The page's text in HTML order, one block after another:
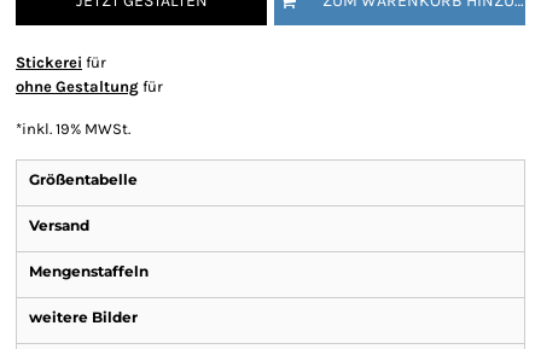
Stickerei für
ohne Gestaltung für
*inkl. 19% MWSt.
Größentabelle
Versand
Mengenstaffeln
weitere Bilder